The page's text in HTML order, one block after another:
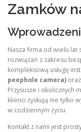
Zamków
Nasza firma od wielu lat
rozwiązań z zakresu
kompleksową usługę
peephole camera) oraz
Przysusze i okolicznych
klienci zyskują nie tylko
w codziennym życiu.
Kontakt z nami jest